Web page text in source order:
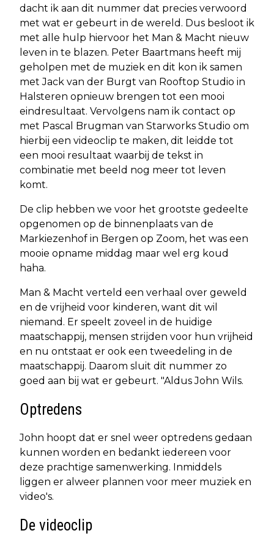
dacht ik aan dit nummer dat precies verwoord
met wat er gebeurt in de wereld. Dus besloot ik
met alle hulp hiervoor het Man & Macht nieuw
leven in te blazen. Peter Baartmans heeft mij
geholpen met de muziek en dit kon ik samen
met Jack van der Burgt van Rooftop Studio in
Halsteren opnieuw brengen tot een mooi
eindresultaat. Vervolgens nam ik contact op
met Pascal Brugman van Starworks Studio om
hierbij een videoclip te maken, dit leidde tot
een mooi resultaat waarbij de tekst in
combinatie met beeld nog meer tot leven
komt.
De clip hebben we voor het grootste gedeelte
opgenomen op de binnenplaats van de
Markiezenhof in Bergen op Zoom, het was een
mooie opname middag maar wel erg koud
haha.
Man & Macht verteld een verhaal over geweld
en de vrijheid voor kinderen, want dit wil
niemand. Er speelt zoveel in de huidige
maatschappij, mensen strijden voor hun vrijheid
en nu ontstaat er ook een tweedeling in de
maatschappij. Daarom sluit dit nummer zo
goed aan bij wat er gebeurt. "Aldus John Wils.
Optredens
John hoopt dat er snel weer optredens gedaan
kunnen worden en bedankt iedereen voor
deze prachtige samenwerking. Inmiddels
liggen er alweer plannen voor meer muziek en
video's.
De videoclip